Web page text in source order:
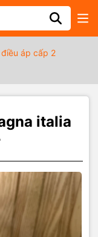
điều áp cấp 2
italia